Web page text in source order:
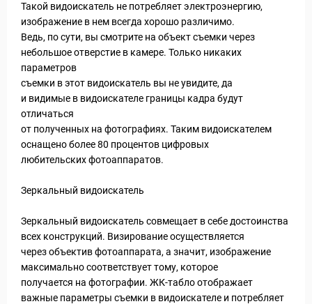
Такой видоискатель не потребляет электроэнергию,
изображение в нем всегда хорошо различимо.
Ведь, по сути, вы смотрите на объект съемки через
небольшое отверстие в камере. Только никаких
параметров
съемки в этот видоискатель вы не увидите, да
и видимые в видоискателе границы кадра будут
отличаться
от полученных на фотографиях. Таким видоискателем
оснащено более 80 процентов цифровых
любительских фотоаппаратов.
Зеркальный видоискатель
Зеркальный видоискатель совмещает в себе достоинства
всех конструкций. Визирование осуществляется
через объектив фотоаппарата, а значит, изображение
максимально соответствует тому, которое
получается на фотографии. ЖК-табло отображает
важные параметры съемки в видоискателе и потребляет